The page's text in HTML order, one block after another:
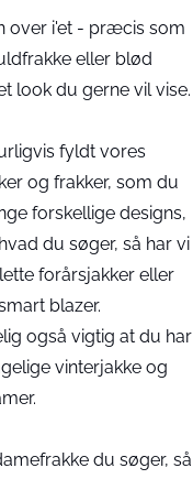
over i'et - præcis som
eller blød
look du gerne vil vise.
fyldt vores
og frakker, som du
forskellige designs,
du søger, så har vi
forårsjakker eller
blazer.
også vigtig at du har
vinterjakke og
du søger, så